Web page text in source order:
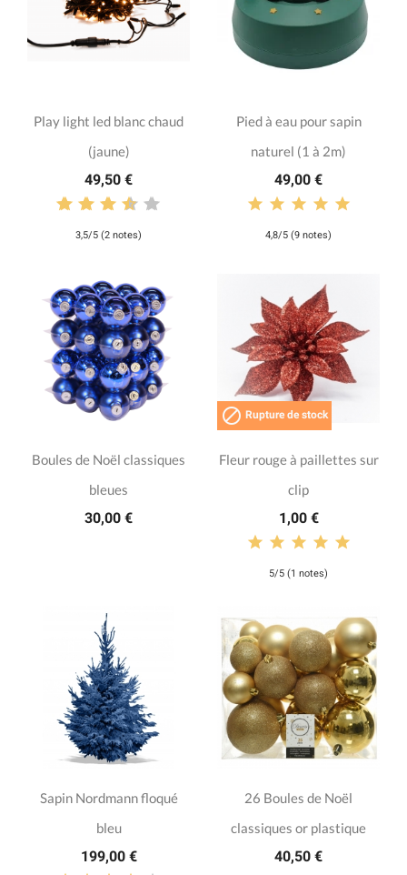
Play light led blanc chaud
(jaune)
49,50 €
3,5/5 (2 notes)
Pied à eau pour sapin
naturel (1 à 2m)
49,00 €
4,8/5 (9 notes)
Boules de Noël classiques
bleues
30,00 €
 Rupture de stock
Fleur rouge à paillettes sur
clip
1,00 €
5/5 (1 notes)
Sapin Nordmann floqué
bleu
199,00 €
26 Boules de Noël
classiques or plastique
40,50 €